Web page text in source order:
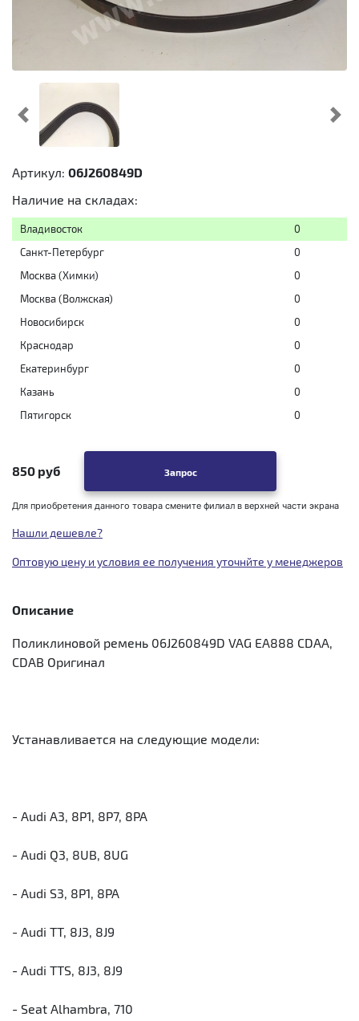
Предыдущий
Артикул: 06J260849D
Наличие на складах:
Владивосток
0
Санкт-Петербург
0
Москва (Химки)
0
Москва (Волжская)
0
Новосибирск
0
Краснодар
0
Екатеринбург
0
Казань
0
Пятигорск
0
850 руб Запрос
Для приобретения данного товара смените филиал в верхней части экрана
Нашли дешевле?
Оптовую цену и условия ее получения уточнйте у менеджеров
Описание
Поликлиновой ремень 06J260849D VAG EA888 CDAA,
CDAB Оригинал
Устанавливается на следующие модели:
- Audi A3, 8P1, 8P7, 8PA
- Audi Q3, 8UB, 8UG
- Audi S3, 8P1, 8PA
- Audi TT, 8J3, 8J9
- Audi TTS, 8J3, 8J9
- Seat Alhambra, 710